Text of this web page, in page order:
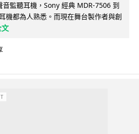
監聽耳機，Sony 經典 MDR-7506 到
機都為人熟悉。而現在舞台製作者與創
文